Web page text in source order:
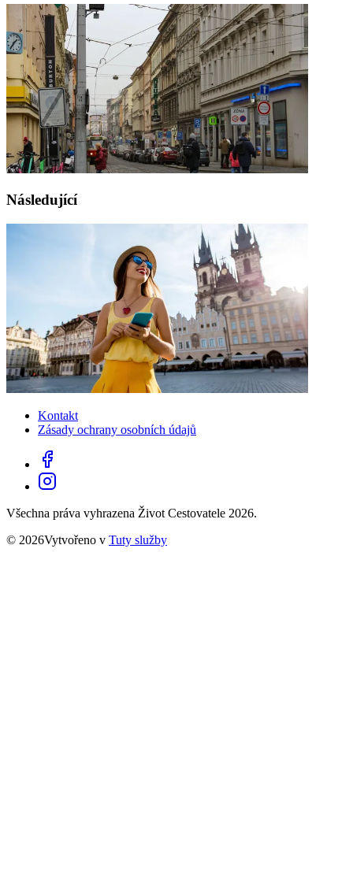
Následující
Kontakt
Zásady ochrany osobních údajů
Všechna práva vyhrazena Život Cestovatele 2026.
© 2026Vytvořeno v Tuty služby